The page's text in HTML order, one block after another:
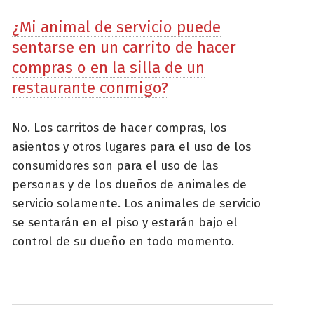
¿Mi animal de servicio puede
sentarse en un carrito de hacer
compras o en la silla de un
restaurante conmigo?
No. Los carritos de hacer compras, los
asientos y otros lugares para el uso de los
consumidores son para el uso de las
personas y de los dueños de animales de
servicio solamente. Los animales de servicio
se sentarán en el piso y estarán bajo el
control de su dueño en todo momento.